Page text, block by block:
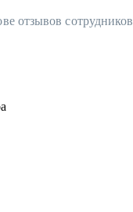
отзывов сотрудников